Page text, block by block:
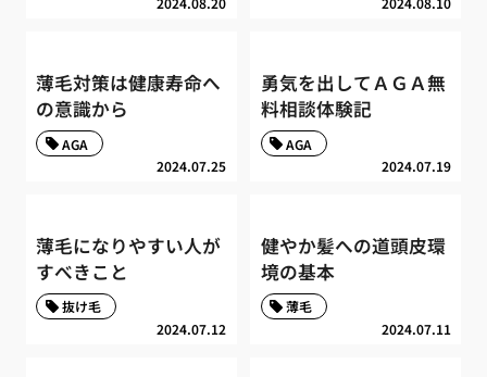
薄毛対策は健康寿命へ
の意識から
2024.07.25
AGA
勇気を出してＡＧＡ無
料相談体験記
2024.07.19
AGA
薄毛になりやすい人が
すべきこと
2024.07.12
抜け毛
健やか髪への道頭皮環
境の基本
2024.07.11
薄毛